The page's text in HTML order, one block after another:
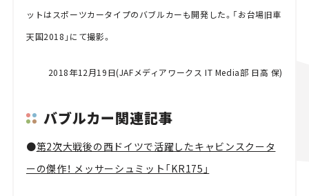
ットはスポーツカータイプのバブルカーも開発した。「お台場旧車
天国2018」にて撮影。
2018年12月19日(JAFメディアワークス IT Media部 日高 保)
バブルカー関連記事
●第2次大戦後の西ドイツで活躍したキャビンスクータ
ーの傑作！ メッサーシュミット「KR175」